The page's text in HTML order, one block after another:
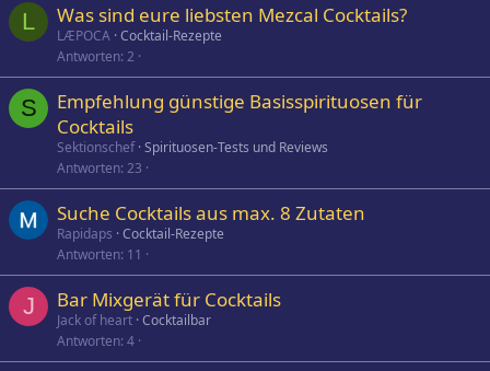
L Was sind eure liebsten Mezcal Cocktails?
LÆPOCA Cocktail-Rezepte
Antworten 2
S
Empfehlung günstige Basisspirituosen für
Cocktails
Sektionschef Spirituosen-Tests und Reviews
Antworten 23
Suche Cocktails aus max. 8 Zutaten
Rapidaps Cocktail-Rezepte
Antworten 11
J Bar Mixgerät für Cocktails
Jack of heart Cocktailbar
Antworten 4